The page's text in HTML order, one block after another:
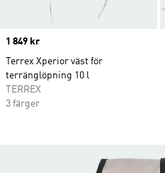
Price
1 849 kr
Terrex Xperior väst för
terränglöpning 10 l
TERREX
3 färger